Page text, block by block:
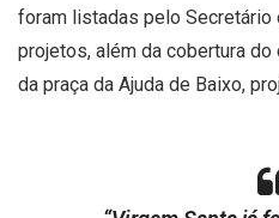
foram listadas pelo
projetos, além da cobertura do
da praça da Ajuda de Baixo,